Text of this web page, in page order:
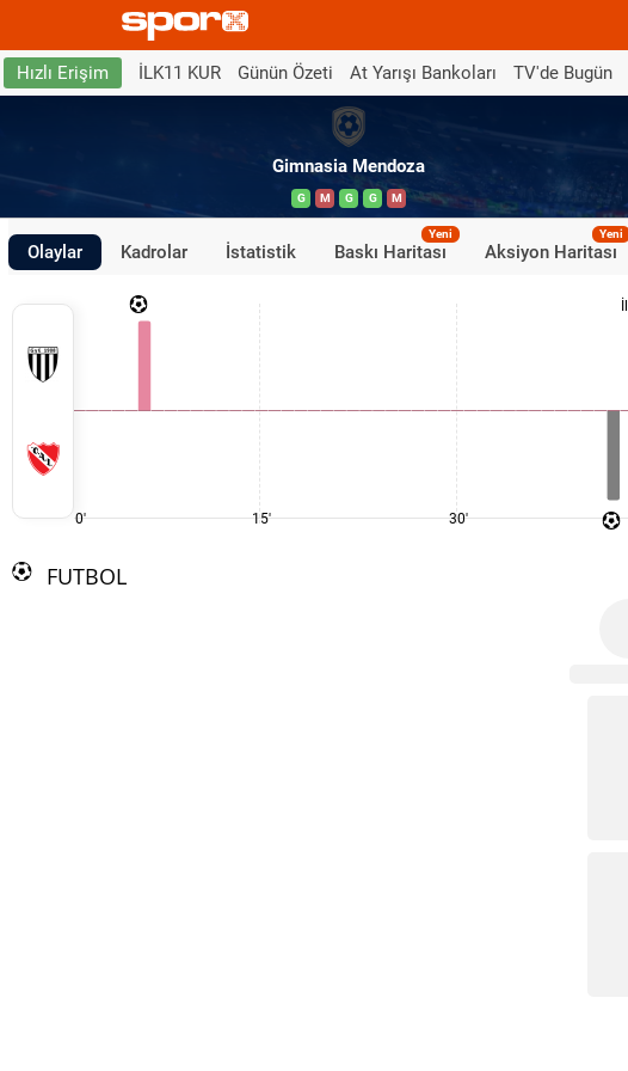
Hızlı Erişim İLK11 KUR Günün Özeti At Yarışı Bankoları TV'de Bugün
Gimnasia Mendoza
G M G G M
Olaylar Kadrolar İstatistik Baskı Haritası
Yeni
Aksiyon Haritası
Yeni
0' 15' 30'
FUTBOL